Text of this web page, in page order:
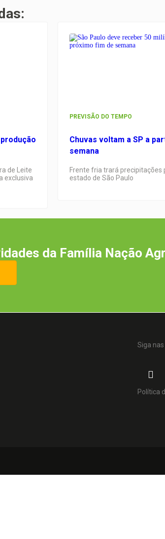
de Leite
exclusiva
PREVISÃO DO TEMPO
Chuvas voltam a SP a
semana
Frente fria trará precipitações
estado de São Paulo
da Família Nação
Siga
Política